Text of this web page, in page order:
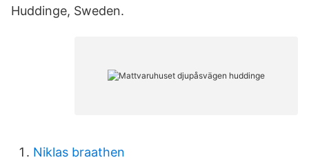
Huddinge, Sweden.
Niklas braathen